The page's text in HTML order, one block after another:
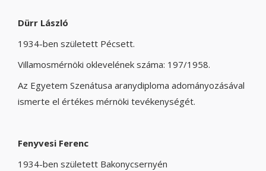
Dürr László
1934-ben született Pécsett.
Villamosmérnöki oklevelének száma: 197/1958.
Az Egyetem Szenátusa aranydiploma adományozásával
ismerte el értékes mérnöki tevékenységét.
Fenyvesi Ferenc
1934-ben született Bakonycsernyén